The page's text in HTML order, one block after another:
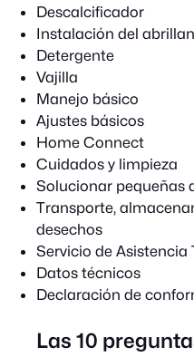
Descalcificador
Instalación del
Detergente
Vajilla
Manejo básico
Ajustes básicos
Home Connect
Cuidados y limpieza
Solucionar pequeñas
Transporte,
desechos
Servicio de Asistencia
Datos técnicos
Declaración de
Las 10